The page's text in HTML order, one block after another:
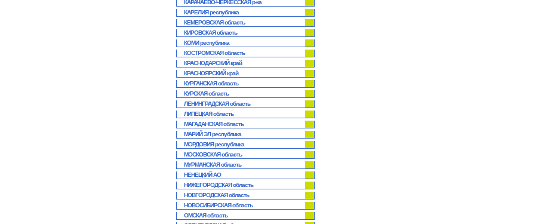
КАРАЧАЕВО-ЧЕРКЕССКАЯ р-ка
КАРЕЛИЯ республика
КЕМЕРОВСКАЯ область
КИРОВСКАЯ область
КОМИ республика
КОСТРОМСКАЯ область
КРАСНОДАРСКИЙ край
КРАСНОЯРСКИЙ край
КУРГАНСКАЯ область
КУРСКАЯ область
ЛЕНИНГРАДСКАЯ область
ЛИПЕЦКАЯ область
МАГАДАНСКАЯ область
МАРИЙ ЭЛ республика
МОРДОВИЯ республика
МОСКОВСКАЯ область
МУРМАНСКАЯ область
НЕНЕЦКИЙ АО
НИЖЕГОРОДСКАЯ область
НОВГОРОДСКАЯ область
НОВОСИБИРСКАЯ область
ОМСКАЯ область